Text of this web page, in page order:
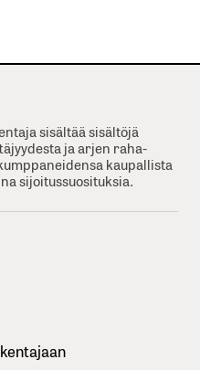
sisältää sisältöjä
ja arjen raha-
kaupallista
sijoitussuosituksia.